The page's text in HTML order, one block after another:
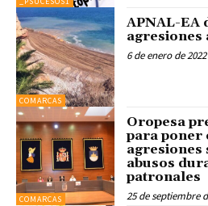
COMARCAS
APNAL-EA
6 de enero de 2022
COMARCAS
Oropesa
para poner
agresiones
abusos
patronales
25 de septiembre